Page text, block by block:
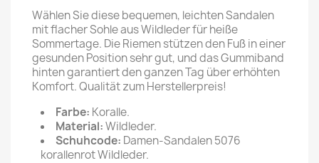
Wählen Sie diese bequemen, leichten Sandalen
mit flacher Sohle aus Wildleder für heiße
Sommertage. Die Riemen stützen den Fuß in einer
gesunden Position sehr gut, und das Gummiband
hinten garantiert den ganzen Tag über erhöhten
Komfort. Qualität zum Herstellerpreis!
Farbe: Koralle.
Material:Wildleder.
Schuhcode: Damen-Sandalen 5076
korallenrot Wildleder.